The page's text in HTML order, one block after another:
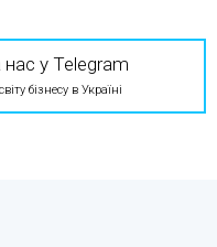
нас у Telegram
бізнесу в Україні